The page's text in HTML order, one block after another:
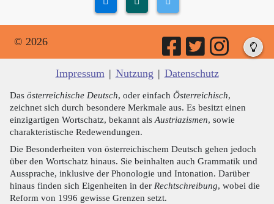
© 2026
Impressum | Nutzung | Datenschutz
Das österreichische Deutsch, oder einfach Österreichisch,
zeichnet sich durch besondere Merkmale aus. Es besitzt einen
einzigartigen Wortschatz, bekannt als Austriazismen, sowie
charakteristische Redewendungen.
Die Besonderheiten von österreichischem Deutsch gehen jedoch
über den Wortschatz hinaus. Sie beinhalten auch Grammatik und
Aussprache, inklusive der Phonologie und Intonation. Darüber
hinaus finden sich Eigenheiten in der Rechtschreibung, wobei die
Reform von 1996 gewisse Grenzen setzt.